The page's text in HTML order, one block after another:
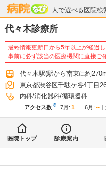
人で選べる医院検
病院なび
代々木診療所
最終情報更新日から5年以上が経過し
事前に必ず該当の医療機関に直接ご
代々木駅(駅から南東に約
東京都渋谷区千駄ケ谷4丁目
内科 消化器科 循環器科
アクセス数※ 7月 : 1 6月 : --
医院トップ 診療案内